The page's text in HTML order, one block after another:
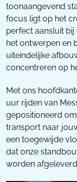
toonaangevend
focus ligt op het
perfect aansluit bij
het ontwerpen en
uiteindelijke
concentreren op
Met ons
uur rijden van
gepositioneerd
transport naar
een toegewijde
dat onze
worden